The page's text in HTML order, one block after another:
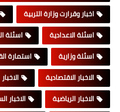
اخبار وقرارت وزارة التربية
اسئلة الاعدادية
اسئلة
اسئلة وزارية
استمارة
الاخبار الاقتصادية
الاخبار الرياضية
الاخبار